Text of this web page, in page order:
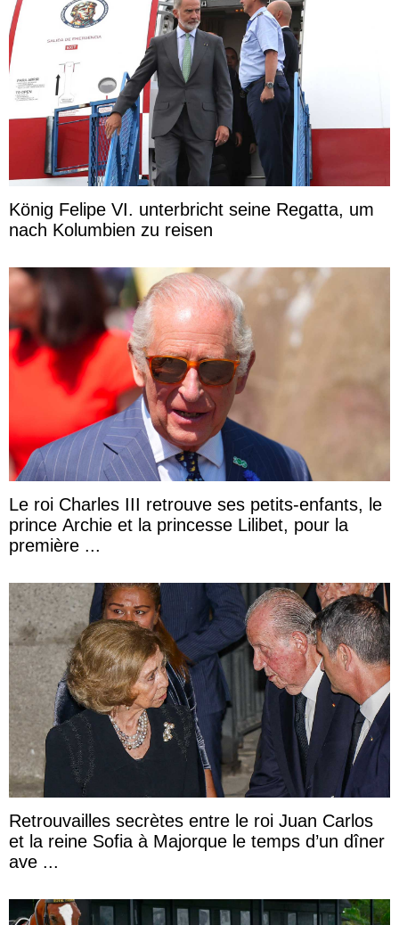
König Felipe VI. unterbricht seine Regatta, um
nach Kolumbien zu reisen
Le roi Charles III retrouve ses petits-enfants, le
prince Archie et la princesse Lilibet, pour la
première ...
Retrouvailles secrètes entre le roi Juan Carlos
et la reine Sofia à Majorque le temps d’un dîner
ave ...